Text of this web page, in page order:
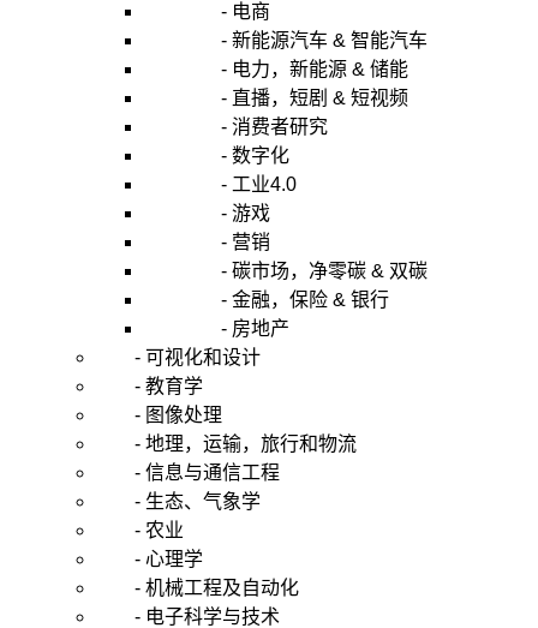
- 电商
- 新能源汽车 & 智能汽车
- 电力，新能源 & 储能
- 直播，短剧 & 短视频
- 消费者研究
- 数字化
- 工业4.0
- 游戏
- 营销
- 碳市场，净零碳 & 双碳
- 金融，保险 & 银行
- 房地产
- 可视化和设计
- 教育学
- 图像处理
- 地理，运输，旅行和物流
- 信息与通信工程
- 生态、气象学
- 农业
- 心理学
- 机械工程及自动化
- 电子科学与技术